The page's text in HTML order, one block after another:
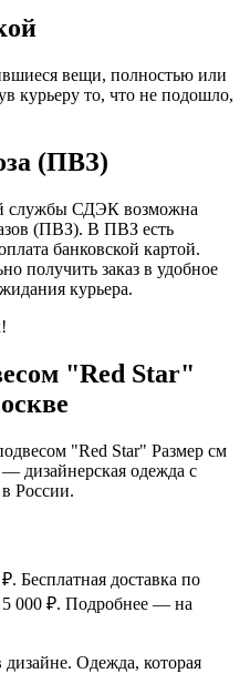
вещи, полностью или
курьеру то, что не подошло,
(ПВЗ)
службы СДЭК возможна
(ПВЗ). В ПВЗ есть
банковской картой.
получить заказ в удобное
курьера.
"Red Star"
"Red Star" Размер см
дизайнерская одежда с
России.
Бесплатная доставка по
5 000 ₽. Подробнее — на
Одежда, которая